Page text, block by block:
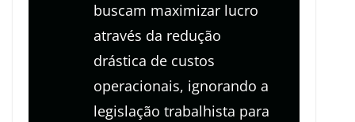
buscam maximizar lucro
através da redução
drástica de custos
operacionais, ignorando a
legislação trabalhista para